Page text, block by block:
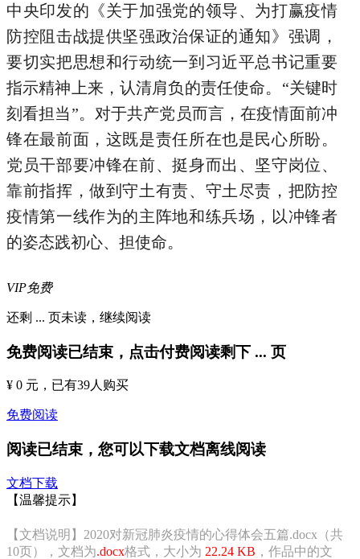
中央印发的《关于加强党的领导、为打赢疫情
防控阻击战提供坚强政治保证的通知》强调，
要切实把思想和行动统一到习近平总书记重要
指示精神上来，认清肩负的责任使命。“关键时
刻看担当”。对于共产党员而言，在疫情面前冲
锋在最前面，这既是责任所在也是民心所盼。
党员干部要冲锋在前、挺身而出、坚守岗位、
靠前指挥，做到守土有责、守土尽责，把防控
疫情第一线作为的主阵地和练兵场，以冲锋者
的姿态践初心、担使命。
VIP免费
还剩 ... 页未读， 继续阅读
免费阅读已结束，点击付费阅读剩下 ... 页
¥ 0 元 ，已有39人购买
免费阅读
阅读已结束，您可以下载文档离线阅读
文档下载
【温馨提示】
【文档说明】2020对新冠肺炎疫情的心得体会五篇.docx（共
10页），文档为.docx格式，大小为 22.24 KB ，作品中的文